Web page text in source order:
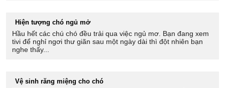
Hiện tượng chó ngủ mở
Hầu hết các chú chó đều trải qua việc ngủ mơ. Bạn đang xem
tivi để nghỉ ngơi thư giãn sau một ngày dài thì đột nhiên bạn
nghe thấy...
Vệ sinh răng miệng cho chó